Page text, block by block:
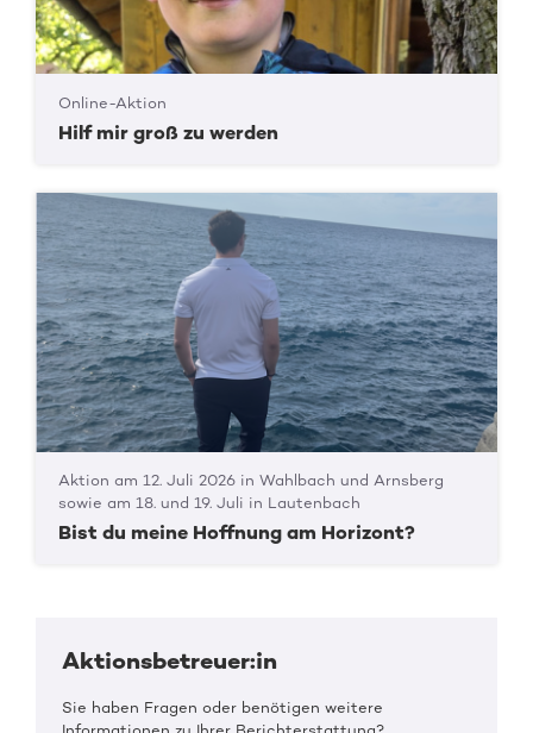
Online-Aktion
Hilf mir groß zu werden
Aktion am 12. Juli 2026 in Wahlbach und Arnsberg
sowie am 18. und 19. Juli in Lautenbach
Bist du meine Hoffnung am Horizont?
Aktionsbetreuer:in
Sie haben Fragen oder benötigen weitere